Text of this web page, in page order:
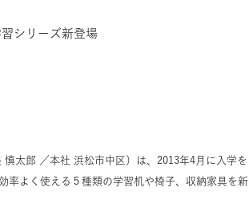
シリーズ新登場
太郎 ／本社 浜松市中区）は、2013年4月に入学を
率よく使える５種類の学習机や椅子、収納家具を新